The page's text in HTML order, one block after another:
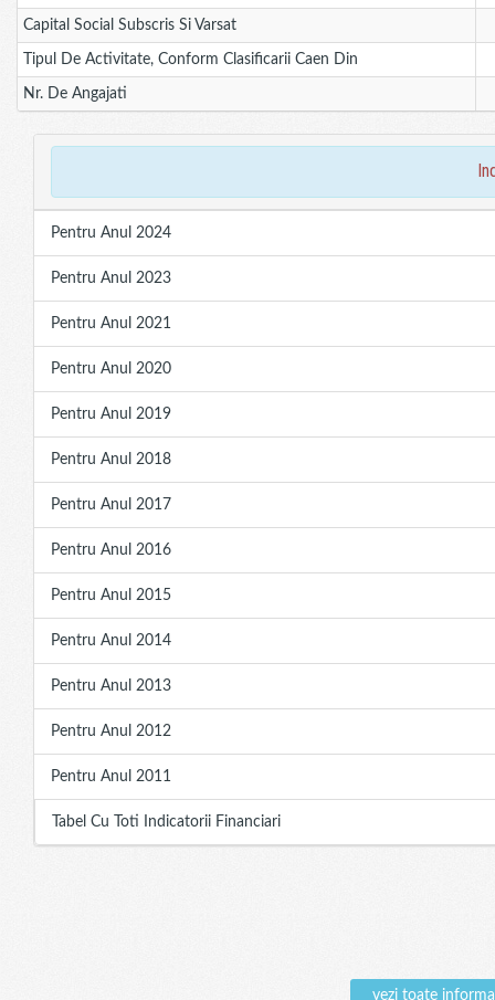
Capital Social Subscris Si Varsat
Tipul De Activitate, Conform Clasificarii Caen Din
Nr. De Angajati
Pentru Anul 2024
Pentru Anul 2023
Pentru Anul 2021
Pentru Anul 2020
Pentru Anul 2019
Pentru Anul 2018
Pentru Anul 2017
Pentru Anul 2016
Pentru Anul 2015
Pentru Anul 2014
Pentru Anul 2013
Pentru Anul 2012
Pentru Anul 2011
Tabel Cu Toti Indicatorii Financiari
vezi toate